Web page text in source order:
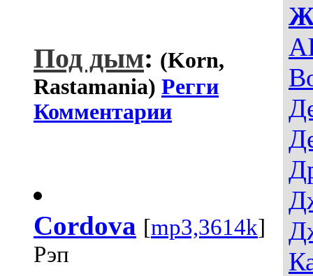
Под дым: (Korn,
Rastamania) Регги
Комментарии
Cordova [mp3,3614k]
Рэп